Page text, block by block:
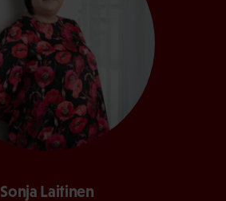
Sonja Laitinen